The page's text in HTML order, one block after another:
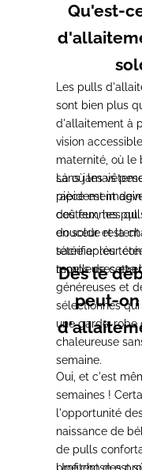
Qu'est-
Les pulls
sont bien plus
d'allaitement à
vision
maternité, où le
sans jamais
pièce est
des femmes
douceur et la
sacrifier leur
temps de cette
Là où les
rapidement
coûteux, les
en solde
tétée après
moelleuses et
généreuses et
sélectionnés
une garde-
chaleureuse
semaine.
Dès le
peut-
Oui, et c'est
semaines !
l'opportunité
naissance de
de pulls